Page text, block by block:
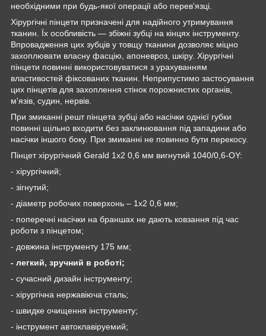
необхідними при будь-якої операції або перев'язці.
Хірургічні пінцети призначені для надійного утримування
тканин. Їх особливість — збіжні зубці на кінцях інструменту.
Впровадження цих зубців у товщу тканини дозволяє міцно
захоплювати власну фасцію, апоневроз, шкіру. Хірургічні
пінцети повинні використовуватися з урахуванням
властивостей фіксованих тканин. Неприпустимо застосування
цих пінцетів для захоплення стінок порожнистих органів,
м'язів, судин, нервів
При змиканні решт пінцета зубці або насічки однієї губки
повинні щільно входити без заклинювання під западини або
насічки іншого боку. При змиканні не повинно бути перекосу.
Пінцет хірургічний Gerald 1x2 0,6 мм вигнутий 1040/0,6-OY:
- хірургічний;
- зігнутий;
- діаметр робочих поверхонь – 1х2 0,6 мм;
- поперечні насічки на браншах не дають ковзання під час
роботи з пінцетом;
- довжина інструменту 175 мм;
- легкий, зручний в роботі;
- сучасний дизайн інструменту;
- хірургічна нержавіюча сталь;
- швидке очищення інструменту;
- інструмент автоклавіруемий;